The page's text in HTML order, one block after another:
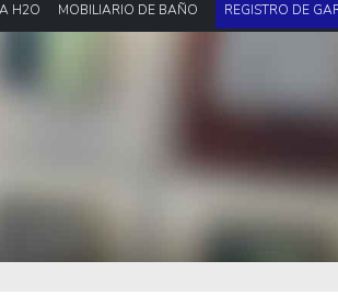
H2O MOBILIARIO DE BAÑO REGISTRO DE